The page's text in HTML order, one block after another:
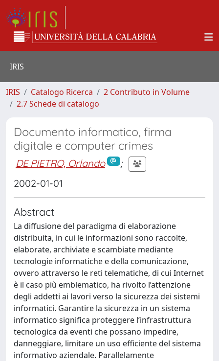
IRIS
IRIS Catalogo Ricerca
2 Contributo in Volume
2.7 Schede di catalogo
Documento informatico, firma
digitale e computer crimes
DE PIETRO, Orlando
;
2002-01-01
Abstract
La diffusione del paradigma di elaborazione
distribuita, in cui le informazioni sono raccolte,
elaborate, archiviate e scambiate mediante
tecnologie informatiche e della comunicazione,
ovvero attraverso le reti telematiche, di cui Internet
è il caso più emblematico, ha rivolto l’attenzione
degli addetti ai lavori verso la sicurezza dei sistemi
informatici. Garantire la sicurezza in un sistema
informatico significa proteggere l’infrastruttura
tecnologica da eventi che possano impedire,
danneggiare, limitare un uso efficiente del sistema
informativo aziendale. Parallelamente